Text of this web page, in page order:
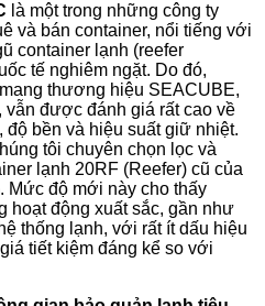
là một trong những công ty
và bán container, nổi tiếng với
container lạnh (reefer
tế nghiêm ngặt. Do đó,
thương hiệu SEACUBE,
vẫn được đánh giá rất cao về
độ bền và hiệu suất giữ nhiệt.
tôi chuyên chọn lọc và
lạnh 20RF (Reefer) cũ của
. Mức độ mới này cho thấy
hoạt động xuất sắc, gần như
thống lạnh, với rất ít dấu hiệu
tiết kiệm đáng kể so với